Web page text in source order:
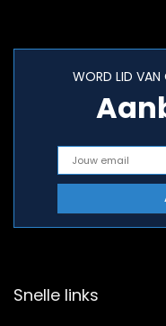
WORD LID VAN
Snelle links